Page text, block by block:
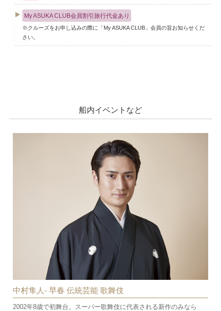
My ASUKA CLUB会員割引旅行代金あり
※クルーズをお申し込みの際に「My ASUKA CLUB」会員の旨お知らせくだ
さい。
船内イベントなど
中村隼人- 早春 伝統芸能 歌舞伎
2002年8歳で初舞台。スーパー歌舞伎に代表される新作のみなら